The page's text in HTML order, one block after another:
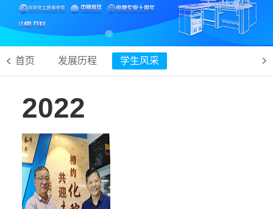
首页 发展历程 学生风采 

2022